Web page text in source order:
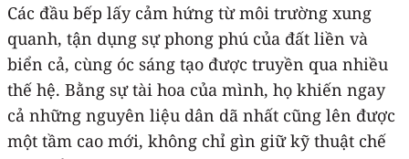
Các đầu bếp lấy cảm hứng từ môi trường xung
quanh, tận dụng sự phong phú của đất liền và
biển cả, cùng óc sáng tạo được truyền qua nhiều
thế hệ. Bằng sự tài hoa của mình, họ khiến ngay
cả những nguyên liệu dân dã nhất cũng lên được
một tầm cao mới, không chỉ gìn giữ kỹ thuật chế